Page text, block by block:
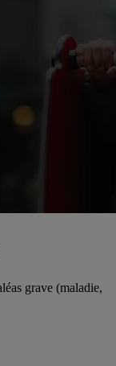
grave (maladie,